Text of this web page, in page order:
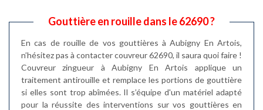
Gouttière en rouille dans le 62690 ?
En cas de rouille de vos gouttières à Aubigny En Artois,
n’hésitez pas à contacter couvreur 62690, il saura quoi faire !
Couvreur zingueur à Aubigny En Artois applique un
traitement antirouille et remplace les portions de gouttière
si elles sont trop abîmées. Il s’équipe d'un matériel adapté
pour la réussite des interventions sur vos gouttières en